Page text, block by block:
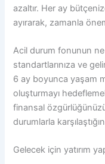
azaltır. Her ay
ayırarak, zamanla
Acil durum fonunun
standartlarınıza ve
6 ay boyunca yaşam
oluşturmayı
finansal
durumlarla
Gelecek için yatırım